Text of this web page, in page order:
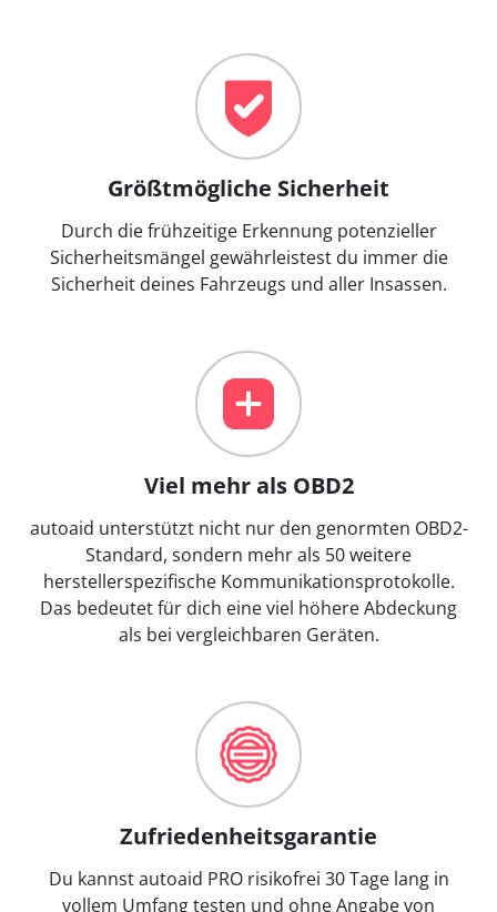
Größtmögliche Sicherheit
Durch die frühzeitige Erkennung potenzieller
Sicherheitsmängel gewährleistest du immer die
Sicherheit deines Fahrzeugs und aller Insassen.
Viel mehr als OBD2
autoaid unterstützt nicht nur den genormten OBD2-
Standard, sondern mehr als 50 weitere
herstellerspezifische Kommunikationsprotokolle.
Das bedeutet für dich eine viel höhere Abdeckung
als bei vergleichbaren Geräten.
Zufriedenheitsgarantie
Du kannst autoaid PRO risikofrei 30 Tage lang in
vollem Umfang testen und ohne Angabe von